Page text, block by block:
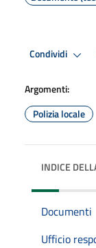
Condividi
Argomenti:
Polizia locale
INDICE
Documenti
Ufficio